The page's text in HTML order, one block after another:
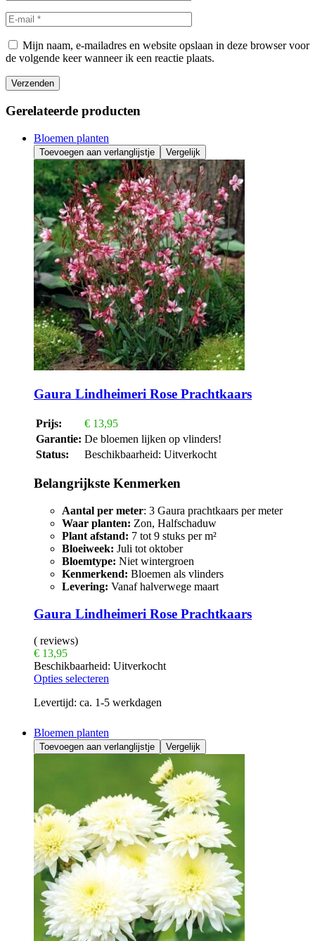
Mijn naam, e-mailadres en website opslaan in deze browser voor
de volgende keer wanneer ik een reactie plaats.
Verzenden
Gerelateerde producten
Bloemen planten
Toevoegen aan verlanglijstje Vergelijk
Gaura Lindheimeri Rose Prachtkaars
Prijs: € 13,95
Garantie: De bloemen lijken op vlinders!
Status:
Beschikbaarheid: Uitverkocht
Belangrijkste Kenmerken
Aantal per meter: 3 Gaura prachtkaars per meter
Waar planten: Zon, Halfschaduw
Plant afstand: 7 tot 9 stuks per m²
Bloeiweek: Juli tot oktober
Bloemtype: Niet wintergroen
Kenmerkend: Bloemen als vlinders
Levering: Vanaf halverwege maart
Gaura Lindheimeri Rose Prachtkaars
( reviews)
€ 13,95
Beschikbaarheid: Uitverkocht
Opties selecteren
Levertijd: ca. 1-5 werkdagen
Bloemen planten
Toevoegen aan verlanglijstje Vergelijk